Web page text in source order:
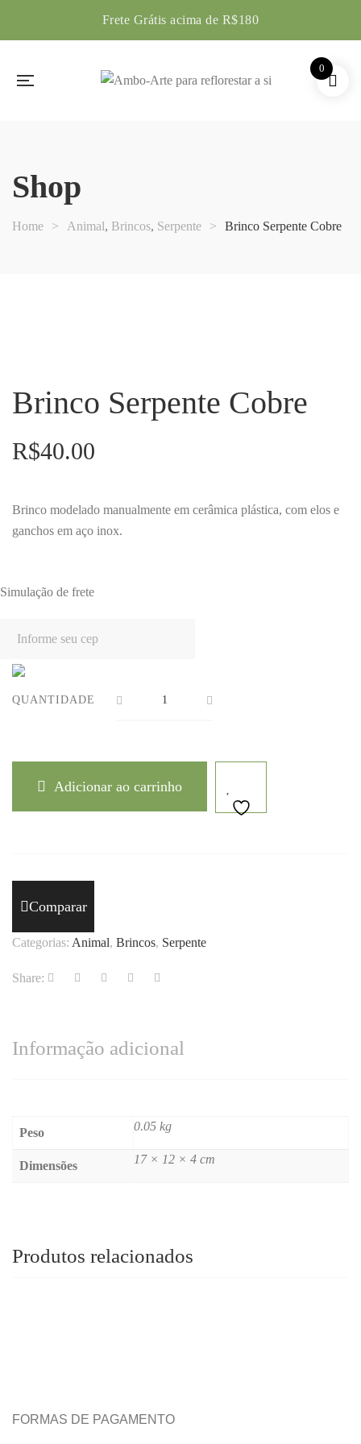
Frete Grátis acima de R$180
Shop
Home > Animal, Brincos, Serpente > Brinco Serpente Cobre
Brinco Serpente Cobre
R$40.00
Brinco modelado manualmente em cerâmica plástica, com elos e
ganchos em aço inox.
Simulação de frete
QUANTIDADE
Adicionar ao carrinho
Comparar
Categorias: Animal, Brincos, Serpente
Share:
Informação adicional
Peso 0.05 kg
Dimensões 17 × 12 × 4 cm
Produtos relacionados
FORMAS DE PAGAMENTO
0